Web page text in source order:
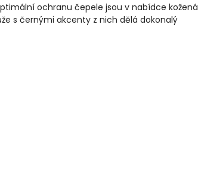
ochranu čepele jsou v nabídce kožená
s černými akcenty z nich dělá dokonalý